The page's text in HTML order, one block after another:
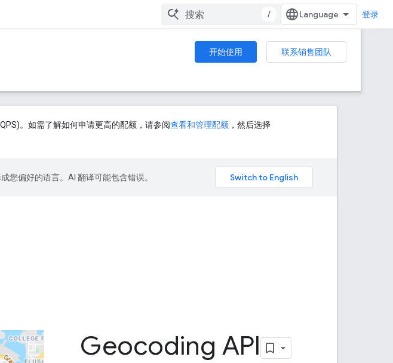
/ 登录
开始使用
联系销售团队
。如需了解如何申请更高的配额，请参阅查看和管理配额 ，然后选择
您偏好的语言。AI 翻译可能包含错误。
Geocoding API